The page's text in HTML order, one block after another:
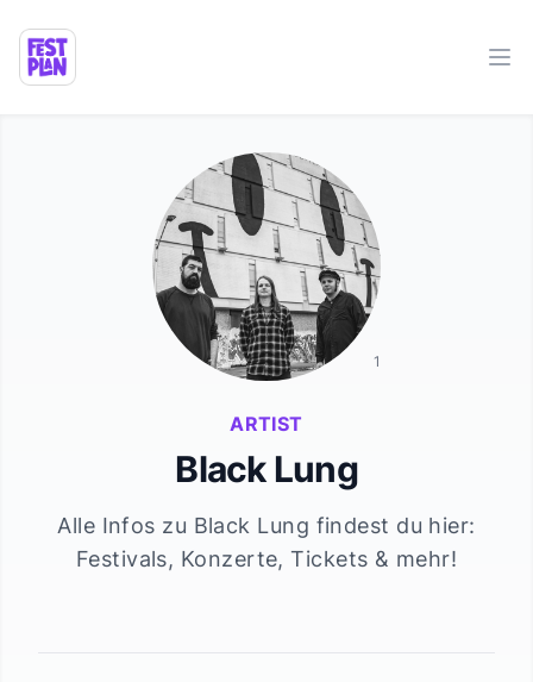
ARTIST
Black Lung
Alle Infos zu Black Lung findest du hier:
Festivals, Konzerte, Tickets & mehr!
1